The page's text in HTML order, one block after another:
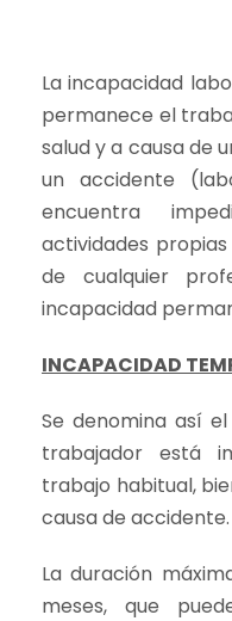
La incapacidad
permanece el
salud y a causa de
un accidente
encuentra
actividades
de cualquier
incapacidad
INCAPACIDAD
Se denomina así
trabajador está
trabajo habitual,
causa de accidente.
La duración
meses, que